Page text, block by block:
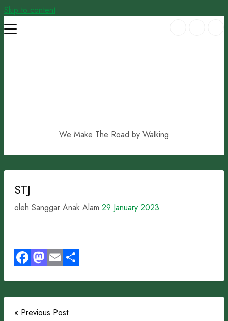
Skip to content
We Make The Road by Walking
STJ
oleh Sanggar Anak Alam 29 January 2023
« Previous Post